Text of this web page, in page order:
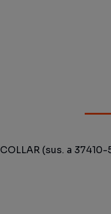
COLLAR (sus. a